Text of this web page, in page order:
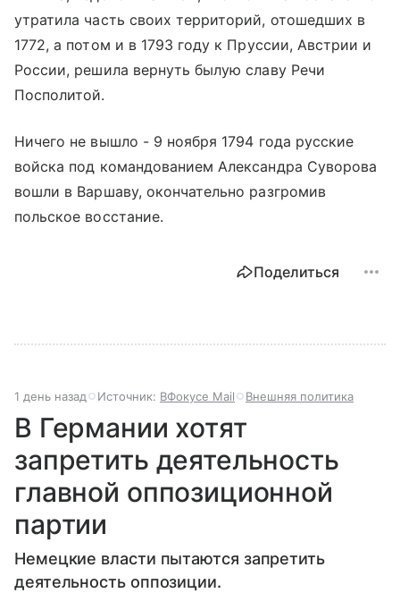
утратила часть своих территорий, отошедших в
1772, а потом и в 1793 году к Пруссии, Австрии и
России, решила вернуть былую славу Речи
Посполитой.
Ничего не вышло - 9 ноября 1794 года русские
войска под командованием Александра Суворова
вошли в Варшаву, окончательно разгромив
польское восстание.
Поделиться
1 день назад Источник: ВФокусе Mail Внешняя политика
В Германии хотят
запретить деятельность
главной оппозиционной
партии
Немецкие власти пытаются запретить
деятельность оппозиции.